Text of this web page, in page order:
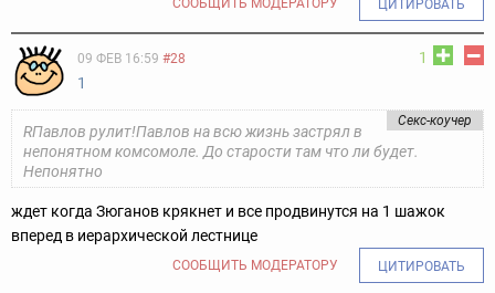
СООБЩИТЬ МОДЕРАТОРУ ЦИТИРОВАТЬ
1
09 ФЕВ 16:59 #28
1
Секс-коучер
RПавлов рулит!Павлов на всю жизнь застрял в
непонятном комсомоле. До старости там что ли будет.
Непонятно
ждет когда Зюганов крякнет и все продвинутся на 1 шажок
вперед в иерархической лестнице
СООБЩИТЬ МОДЕРАТОРУ ЦИТИРОВАТЬ